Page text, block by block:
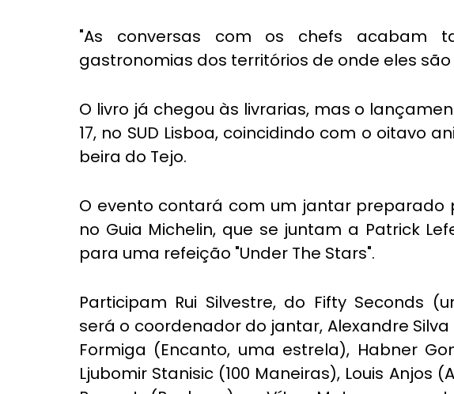
"As conversas com os chefs acabam
gastronomias dos territórios de onde eles são
O livro já chegou às livrarias, mas o
17, no SUD Lisboa, coincidindo com o oitavo
beira do Tejo.
O evento contará com um jantar preparado
no Guia Michelin, que se juntam a Patrick
para uma refeição "Under The Stars".
Participam Rui Silvestre, do Fifty Seconds
será o coordenador do jantar, Alexandre
Formiga (Encanto, uma estrela), Habner
Ljubomir Stanisic (100 Maneiras), Louis Anjos